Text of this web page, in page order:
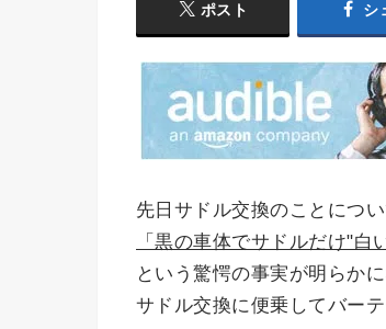
ポスト シ
先日サドル交換のことにつ
「黒の車体でサドルだけ"白
という驚愕の事実が明らかに
サドル交換に便乗してバー